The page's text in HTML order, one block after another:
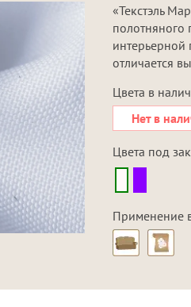
«Текстэль
полотняного
интерьерной
отличается
Цвета в
Нет в
Цвета под
Применение